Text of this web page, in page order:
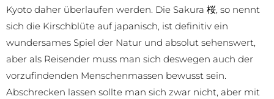
Kyoto daher überlaufen werden. Die Sakura 桜, so nennt
sich die Kirschblüte auf japanisch, ist definitiv ein
wundersames Spiel der Natur und absolut sehenswert,
aber als Reisender muss man sich deswegen auch der
vorzufindenden Menschenmassen bewusst sein.
Abschrecken lassen sollte man sich zwar nicht, aber mit